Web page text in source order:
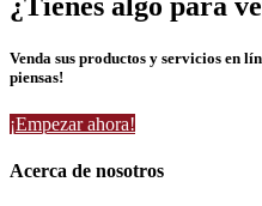
Venda sus productos y servicios en
piensas!
¡Empezar ahora!
Acerca de nosotros